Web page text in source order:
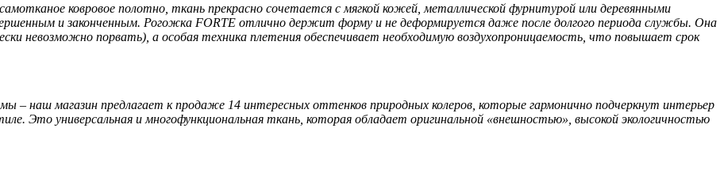
ковровое полотно, ткань прекрасно сочетается с мягкой кожей, металлической фурнитурой или деревянными
и законченным. Рогожка FORTE отлично держит форму и не деформируется даже после долгого периода службы. Она
невозможно порвать), а особая техника плетения обеспечивает необходимую воздухопроницаемость, что повышает срок
– наш магазин предлагает к продаже 14 интересных оттенков природных колеров, которые гармонично подчеркнут интерьер
Это универсальная и многофункциональная ткань, которая обладает оригинальной «внешностью», высокой экологичностью